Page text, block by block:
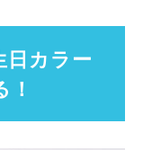
日カラー